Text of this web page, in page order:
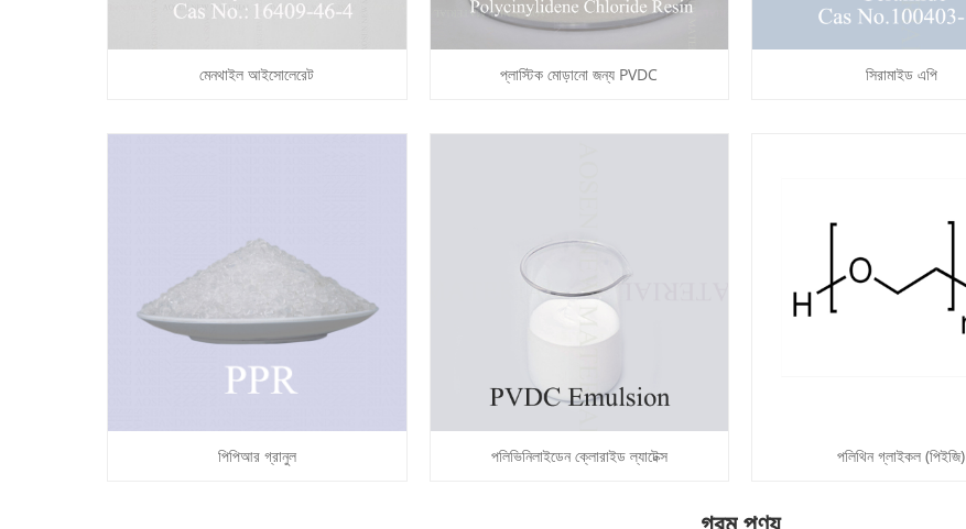
মেনথাইল আইসোলেরেট প্লাস্টিক মোড়ানো জন্য PVDC সিরামাইড এপি
পিপিআর গ্রানুল পলিভিনিলাইডেন ক্লোরাইড ল্যাটেক্স পলিথিন গ্লাইকল (পিইজি)